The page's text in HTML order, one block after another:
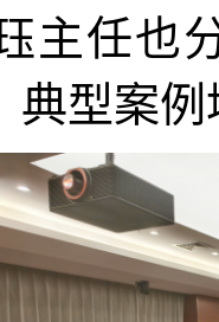
主任也
典型案